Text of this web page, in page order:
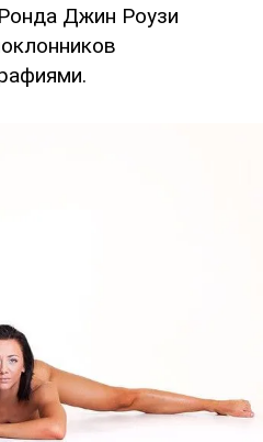
Джин Роузи